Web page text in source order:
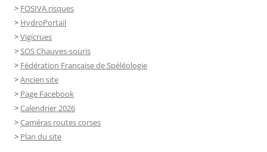
> FOSIVA risques
> HydroPortail
>Vigicrues
>SOS Chauves-souris
> Fédération Française de Spéléologie
>Ancien site
> Page Facebook
>Calendrier 2026
>Caméras routes corses
> Plan du site